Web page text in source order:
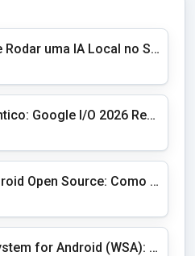
Como Instalar e Rodar uma IA Local no Seu PC em 2026 (Guia Completo para Iniciantes)
O Futuro é Agêntico: Google I/O 2026 Revela um Android Autônomo e Óculos Inteligentes
O Cerco ao Android Open Source: Como o Google Está Transformando o AOSP em um Jardim Murado
Windows Subsystem for Android (WSA): O Fim de uma Era e as Alternativas para Apps Android no Windows 11